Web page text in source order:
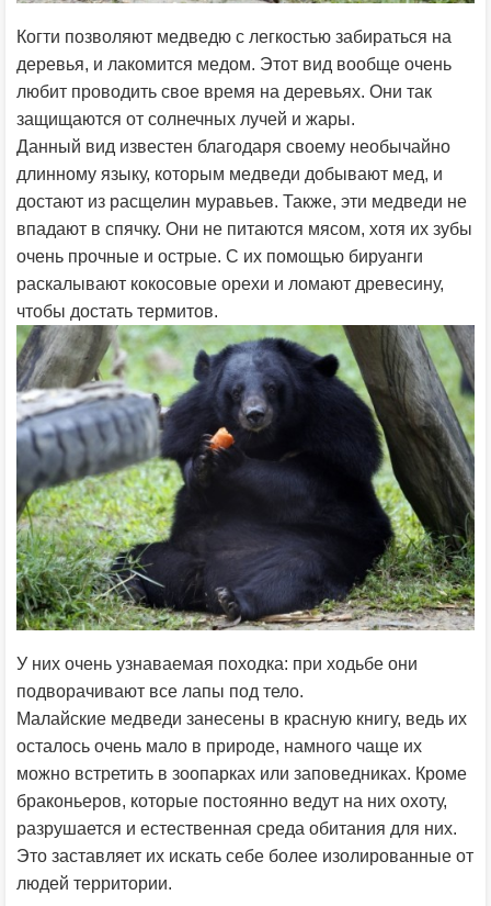
Когти позволяют медведю с легкостью забираться на
деревья, и лакомится медом. Этот вид вообще очень
любит проводить свое время на деревьях. Они так
защищаются от солнечных лучей и жары.
Данный вид известен благодаря своему необычайно
длинному языку, которым медведи добывают мед, и
достают из расщелин муравьев. Также, эти медведи не
впадают в спячку. Они не питаются мясом, хотя их зубы
очень прочные и острые. С их помощью бируанги
раскалывают кокосовые орехи и ломают древесину,
чтобы достать термитов.
У них очень узнаваемая походка: при ходьбе они
подворачивают все лапы под тело.
Малайские медведи занесены в красную книгу, ведь их
осталось очень мало в природе, намного чаще их
можно встретить в зоопарках или заповедниках. Кроме
браконьеров, которые постоянно ведут на них охоту,
разрушается и естественная среда обитания для них.
Это заставляет их искать себе более изолированные от
людей территории.